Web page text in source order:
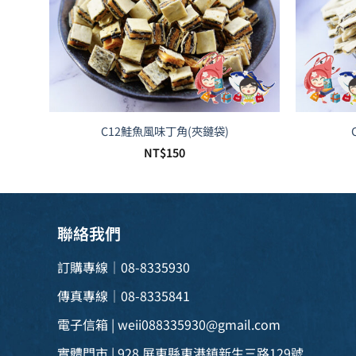
C12鮭魚風味丁角(夾鏈袋)
NT$150
聯絡我們
訂購專線｜08-8335930
傳真專線｜08-8335841
電子信箱 | weii088335930@gmail.com